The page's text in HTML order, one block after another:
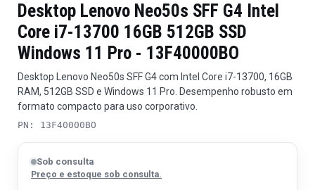
Desktop Lenovo Neo50s SFF G4 Intel
Core i7-13700 16GB 512GB SSD
Windows 11 Pro - 13F40000BO
Desktop Lenovo Neo50s SFF G4 com Intel Core i7-13700, 16GB
RAM, 512GB SSD e Windows 11 Pro. Desempenho robusto em
formato compacto para uso corporativo.
PN: 13F40000BO
Sob consulta
Preço e estoque sob consulta.